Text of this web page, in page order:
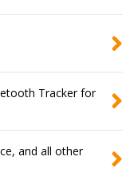
Tracker for
and all other